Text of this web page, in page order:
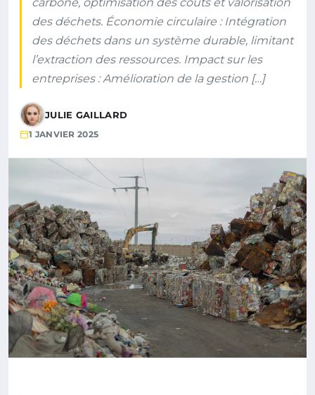
des déchets. Économie circulaire : Intégration
des déchets dans un système durable, limitant
l’extraction des ressources. Impact sur les
entreprises : Amélioration de la gestion […]
JULIE GAILLARD
1 JANVIER 2025